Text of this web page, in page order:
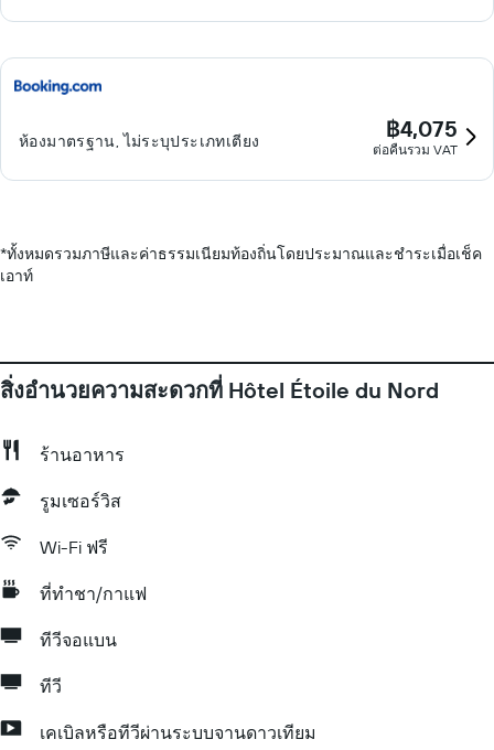
ห้องมาตรฐาน, ไม่ระบุประเภทเตียง ฿4,075
ต่อคืนรวม VAT
*ทั้งหมดรวมภาษีและค่าธรรมเนียมท้องถิ่นโดยประมาณและชำระเมื่อเช็ค
เอาท์
สิ่งอำนวยความสะดวกที่ Hôtel Étoile du Nord
ร้านอาหาร
รูมเซอร์วิส
Wi-Fi ฟรี
ที่ทำชา/กาแฟ
ทีวีจอแบน
ทีวี
เคเบิลหรือทีวีผ่านระบบจานดาวเทียม